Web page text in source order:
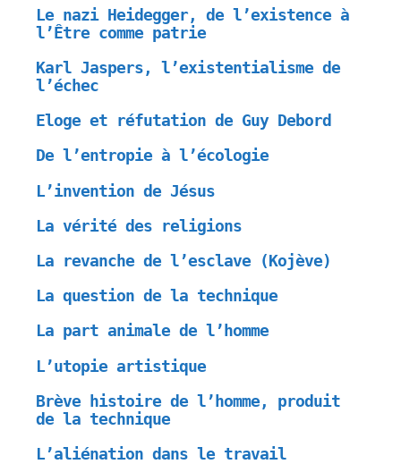
Le nazi Heidegger, de l’existence à
l’Être comme patrie
Karl Jaspers, l’existentialisme de
l’échec
Eloge et réfutation de Guy Debord
De l’entropie à l’écologie
L’invention de Jésus
La vérité des religions
La revanche de l’esclave (Kojève)
La question de la technique
La part animale de l’homme
L’utopie artistique
Brève histoire de l’homme, produit
de la technique
L’aliénation dans le travail